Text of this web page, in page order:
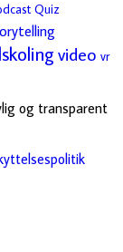
Quiz
video vr
og transparent